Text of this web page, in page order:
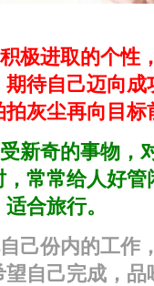
极进取的个性
待自己迈向
灰尘再向目标
新奇的事物，
常常给人好
合旅行。
己份内的工作
自己完成，